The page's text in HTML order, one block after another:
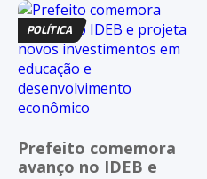
POLÍTICA
Prefeito comemora
avanço no IDEB e